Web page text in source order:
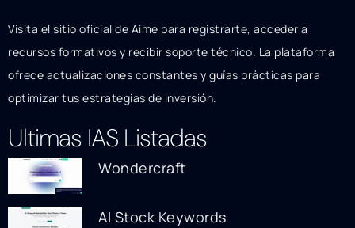
Visita el sitio oficial de Aime para registrarte, acceder a
recursos formativos y recibir soporte técnico. La plataforma
ofrece actualizaciones constantes y guías prácticas para
optimizar tus estrategias de inversión.
Ultimas IAS Listadas
Wondercraft
AI Stock Keywords